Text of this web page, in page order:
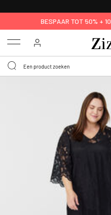
BESPAAR TOT 50% +
Menu